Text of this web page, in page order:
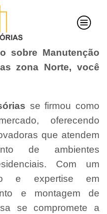
sobre Manutenção
zona Norte, você
se firmou como
oferecendo
que atendem
de ambientes
Com um
e expertise em
e montagem de
se compromete a